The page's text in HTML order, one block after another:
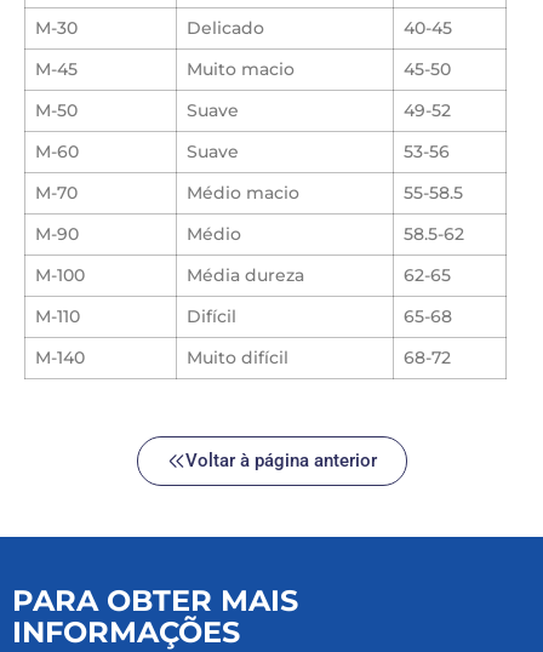
M-30
Delicado
40-45
M-45
Muito macio
45-50
M-50
Suave
49-52
M-60
Suave
53-56
M-70
Médio macio
55-58.5
M-90
Médio
58.5-62
M-100
Média dureza
62-65
M-110
Difícil
65-68
M-140
Muito difícil 68-72
Voltar à página anterior
PARA OBTER MAIS
INFORMAÇÕES